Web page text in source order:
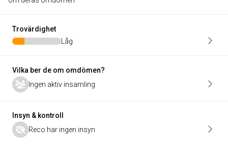
Trovärdighet
Låg
Vilka ber de om omdömen?
Ingen aktiv insamling
Insyn & kontroll
Reco har ingen insyn